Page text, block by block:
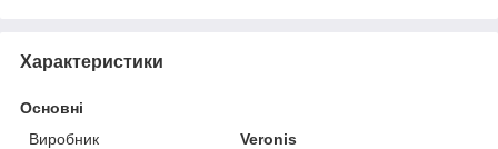
Характеристики
Основні
Виробник
Veronis